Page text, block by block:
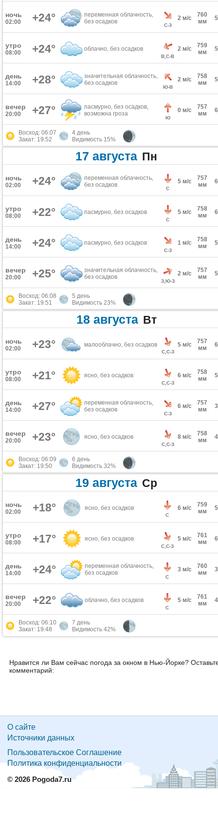
ночь
02:00 +24°
переменная облачность,
без осадков
С-З
2 м/с
760
мм
утро
08:00 +24° облачно, без осадков
В,С-В
2 м/с
759
мм
день
14:00 +28°
значительная облачность,
без осадков
Ю-В
2 м/с
758
мм
вечер
20:00 +27°
пасмурно, без осадков,
возможна гроза
Ю
0 м/с
757
мм
Восход: 06:07
Закат: 19:52
4 день
Видимость 15%
17 августа Пн
ночь
02:00 +24°
переменная облачность,
без осадков
С
5 м/с
757
мм
утро
08:00 +22° пасмурно, без осадков
С
5 м/с
758
мм
день
14:00 +24° пасмурно, без осадков
С-З
1 м/с
758
мм
вечер
20:00 +25°
значительная облачность,
без осадков
З,Ю-З
2 м/с
757
мм
Восход: 06:08
Закат: 19:51
5 день
Видимость 23%
18 августа Вт
ночь
02:00 +23° малооблачно, без осадков
С,С-З
5 м/с
757
мм
утро
08:00 +21° ясно, без осадков
С,С-З
6 м/с
758
мм
день
14:00 +27°
переменная облачность,
без осадков
С-З
6 м/с
757
мм
вечер
20:00 +23° ясно, без осадков
С,С-З
8 м/с
758
мм
Восход: 06:09
Закат: 19:50
6 день
Видимость 32%
19 августа Ср
ночь
02:00 +18° ясно, без осадков
С
6 м/с
759
мм
утро
08:00 +17° ясно, без осадков
С,С-З
5 м/с
761
мм
день
14:00 +24°
переменная облачность,
без осадков
С
3 м/с
760
мм
вечер
20:00 +22° облачно, без осадков
С
5 м/с
761
мм
Восход: 06:10
Закат: 19:48
7 день
Видимость 42%
Нравится ли Вам сейчас погода за окном в Нью-Йорке?
комментарий:
О сайте
Источники данных
Пользовательское Соглашение
Политика конфиденциальности
© 2026 Pogoda7.ru